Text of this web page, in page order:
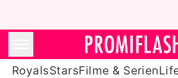
RoyalsStarsFilme & Serien